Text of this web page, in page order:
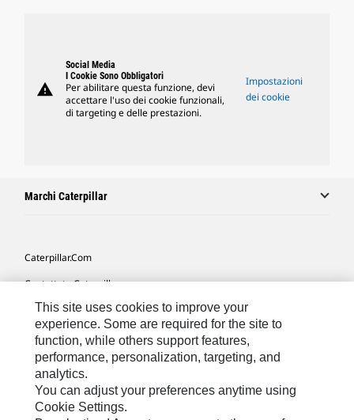
warning
Social Media
I Cookie Sono Obbligatori
Per abilitare questa funzione, devi
accettare l'uso dei cookie funzionali,
di targeting e delle prestazioni.
Impostazioni
dei cookie
Marchi Caterpillar
Caterpillar.com
Contattate Caterpillar
Le Mie Preferenze Di Marketing
Mappa Del Sito
Cookie Settings
Informazioni Legali
Tutela Della Privacy
This site uses cookies to improve your
experience. Some are required for the site to
function, while others support features,
performance, personalization, targeting, and
analytics.
You can adjust your preferences anytime using
Cookie Settings.